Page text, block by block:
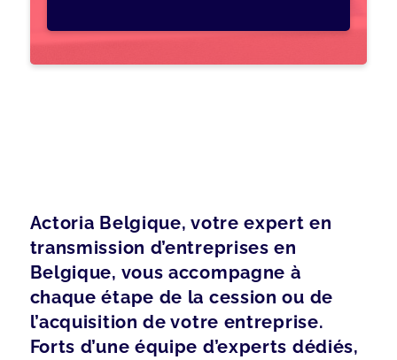
Actoria Belgique, votre expert en
transmission d’entreprises en
Belgique, vous accompagne à
chaque étape de la cession ou de
l’acquisition de votre entreprise.
Forts d’une équipe d’experts dédiés,